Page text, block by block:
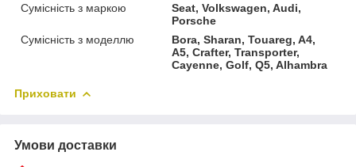
Сумісність з маркою
Seat, Volkswagen, Audi,
Porsche
Сумісність з моделлю
Bora, Sharan, Touareg, A4,
A5, Crafter, Transporter,
Cayenne, Golf, Q5, Alhambra
Приховати
Умови доставки